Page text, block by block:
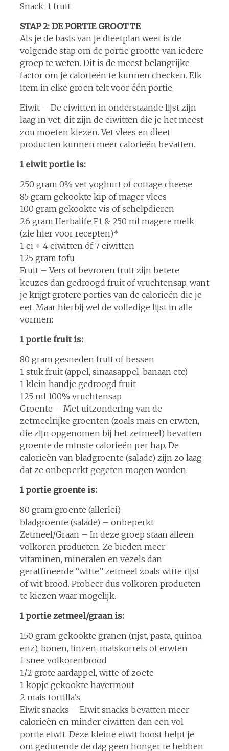
Snack: 1 fruit
STAP 2: DE PORTIE GROOTTE
Als je de basis van je dieetplan weet is de
volgende stap om de portie grootte van iedere
groep te weten. Dit is de meest belangrijke
factor om je calorieën te kunnen checken. Elk
item in elke groen telt voor één portie.
Eiwit – De eiwitten in onderstaande lijst zijn
laag in vet, dit zijn de eiwitten die je het meest
zou moeten kiezen. Vet vlees en dieet
producten kunnen meer calorieën bevatten.
1 eiwit portie is:
250 gram 0% vet yoghurt of cottage cheese
85 gram gekookte kip of mager vlees
100 gram gekookte vis of schelpdieren
26 gram Herbalife F1 & 250 ml magere melk
(zie hier voor recepten)*
1 ei + 4 eiwitten óf 7 eiwitten
125 gram tofu
Fruit – Vers of bevroren fruit zijn betere
keuzes dan gedroogd fruit of vruchtensap, want
je krijgt grotere porties van de calorieën die je
eet. Maar hierbij wel de volledige lijst in alle
vormen:
1 portie fruit is:
80 gram gesneden fruit of bessen
1 stuk fruit (appel, sinaasappel, banaan etc)
1 klein handje gedroogd fruit
125 ml 100% vruchtensap
Groente – Met uitzondering van de
zetmeelrijke groenten (zoals mais en erwten,
die zijn opgenomen bij het zetmeel) bevatten
groente de minste calorieën per hap. De
calorieën van bladgroente (salade) zijn zo laag
dat ze onbeperkt gegeten mogen worden.
1 portie groente is:
80 gram groente (allerlei)
bladgroente (salade) – onbeperkt
Zetmeel/Graan – In deze groep staan alleen
volkoren producten. Ze bieden meer
vitaminen, mineralen en vezels dan
geraffineerde “witte” zetmeel zoals witte rijst
of wit brood. Probeer dus volkoren producten
te kiezen waar mogelijk.
1 portie zetmeel/graan is:
150 gram gekookte granen (rijst, pasta, quinoa,
enz), bonen, linzen, maiskorrels of erwten
1 snee volkorenbrood
1/2 grote aardappel, witte of zoete
1 kopje gekookte havermout
2 mais tortilla’s
Eiwit snacks – Eiwit snacks bevatten meer
calorieën en minder eiwitten dan een vol
portie eiwit. Deze kleine eiwit boost helpt je
om gedurende de dag geen honger te hebben.